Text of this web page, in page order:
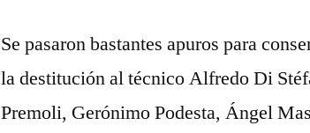
Se pasaron bastantes apuros para
la destitución al técnico Alfredo Di
Premoli, Gerónimo Podesta, Ángel